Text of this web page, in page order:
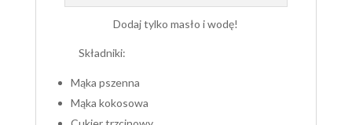
Dodaj tylko masło i wodę!
Składniki:
Mąka pszenna
Mąka kokosowa